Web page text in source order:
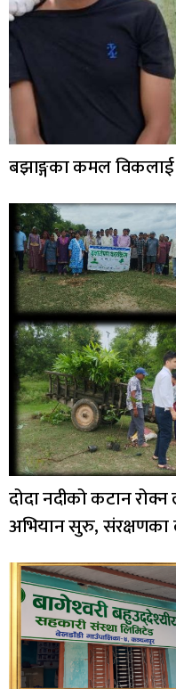
बझाङ्गका कमल
दोदा नदीको कटान
अभियान सुरु, संरक्षणका